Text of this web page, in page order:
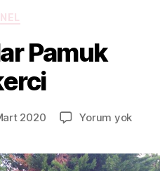
Kategoriler
Pamuk
2020 Yorum yok